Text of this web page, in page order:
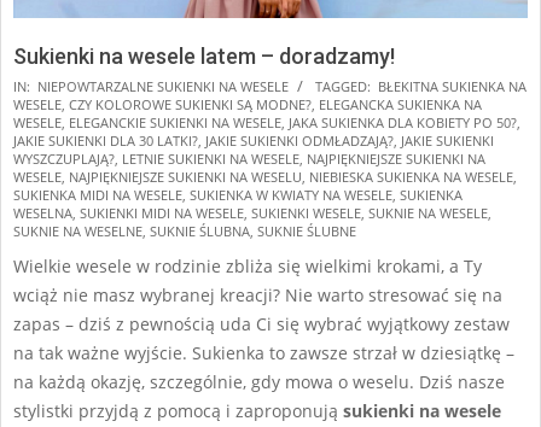
Sukienki na wesele latem – doradzamy!
2025-
02-
13
IN: NIEPOWTARZALNE SUKIENKI NA WESELE TAGGED: BŁEKITNA SUKIENKA NA
WESELE, CZY KOLOROWE SUKIENKI SĄ MODNE?, ELEGANCKA SUKIENKA NA
WESELE, ELEGANCKIE SUKIENKI NA WESELE, JAKA SUKIENKA DLA KOBIETY PO 50?,
JAKIE SUKIENKI DLA 30 LATKI?, JAKIE SUKIENKI ODMŁADZAJĄ?, JAKIE SUKIENKI
WYSZCZUPLAJĄ?, LETNIE SUKIENKI NA WESELE, NAJPIĘKNIEJSZE SUKIENKI NA
WESELE, NAJPIĘKNIEJSZE SUKIENKI NA WESELU, NIEBIESKA SUKIENKA NA WESELE,
SUKIENKA MIDI NA WESELE, SUKIENKA W KWIATY NA WESELE, SUKIENKA
WESELNA, SUKIENKI MIDI NA WESELE, SUKIENKI WESELE, SUKNIE NA WESELE,
SUKNIE NA WESELNE, SUKNIE ŚLUBNA, SUKNIE ŚLUBNE
Wielkie wesele w rodzinie zbliża się wielkimi krokami, a Ty
wciąż nie masz wybranej kreacji? Nie warto stresować się na
zapas – dziś z pewnością uda Ci się wybrać wyjątkowy zestaw
na tak ważne wyjście. Sukienka to zawsze strzał w dziesiątkę –
na każdą okazję, szczególnie, gdy mowa o weselu. Dziś nasze
stylistki przyjdą z pomocą i zaproponują sukienki na wesele